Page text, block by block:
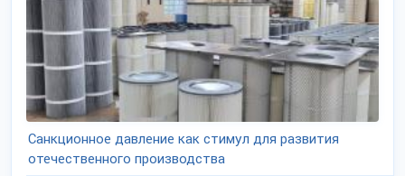
Санкционное давление как стимул для развития
отечественного производства